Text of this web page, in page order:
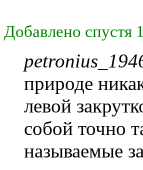
Добавлено спустя
природе
левой
собой точно
называемые